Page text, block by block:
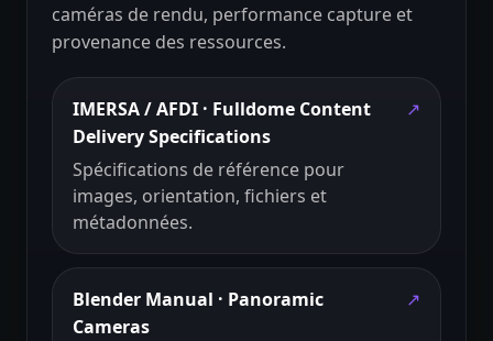
caméras de rendu, performance capture et
provenance des ressources.
IMERSA / AFDI · Fulldome Content
Delivery Specifications
Spécifications de référence pour
images, orientation, fichiers et
métadonnées.
↗
Blender Manual · Panoramic
Cameras
↗